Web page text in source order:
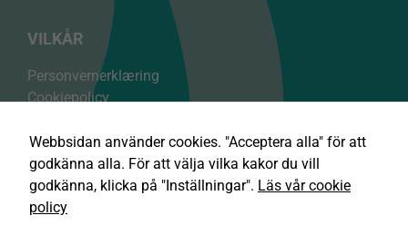
VILKÅR
Personvernerklæring
Cookiepolicy
Webbsidan använder cookies. "Acceptera alla" för att
godkänna alla. För att välja vilka kakor du vill
godkänna, klicka på "Inställningar". Läs vår cookie
policy
är nödvändiga
för att vår
webbplats ska